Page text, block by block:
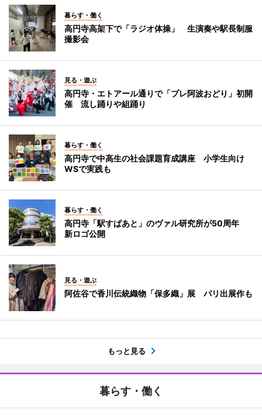
暮らす・働く
高円寺高架下で「ラジオ体操」 生演奏や駅長制服
撮影会
見る・遊ぶ
高円寺・エトアール通りで「プレ阿波おどり」初開
催 流し踊りや組踊り
暮らす・働く
高円寺で中高生の社会課題育成講座 小学生向け
WSで実践も
暮らす・働く
高円寺「駅すぱあと」のヴァル研究所が50周年
新ロゴ公開
見る・遊ぶ
阿佐谷で香川伝統織物「保多織」展 パリ出展作も
もっと見る
暮らす・働く